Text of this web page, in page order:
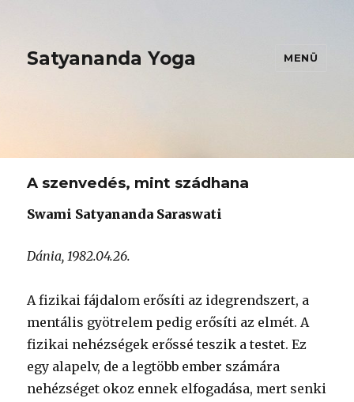
Satyananda Yoga MENÜ
A szenvedés, mint szádhana
Swami Satyananda Saraswati
Dánia, 1982.04.26.
A fizikai fájdalom erősíti az idegrendszert, a
mentális gyötrelem pedig erősíti az elmét. A
fizikai nehézségek erőssé teszik a testet. Ez
egy alapelv, de a legtöbb ember számára
nehézséget okoz ennek elfogadása, mert senki